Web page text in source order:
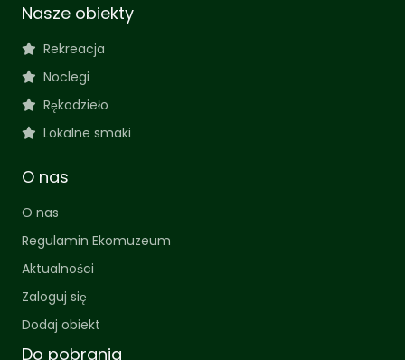
Nasze obiekty
Rekreacja
Noclegi
Rękodzieło
Lokalne smaki
O nas
O nas
Regulamin Ekomuzeum
Aktualności
Zaloguj się
Dodaj obiekt
Do pobrania